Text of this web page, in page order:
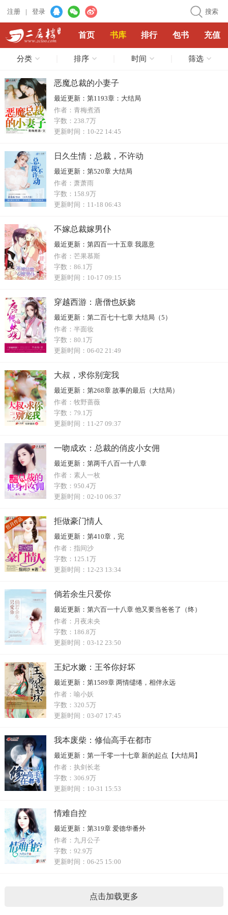
注册 | 登录 搜索
首页 书库 排行 包书 充值
分类 排序 时间 筛选
恶魔总裁的小妻子
最近更新： 第1193章：大结局
作者： 青梅煮酒
字数： 238.7万
更新时间： 10-22 14:45
日久生情：总裁，不许动
最近更新：
第520章 大结局
作者： 萧萧雨
字数： 158.9万
更新时间： 11-18 06:43
不嫁总裁嫁男仆
最近更新： 第四百一十五章 我愿意
作者： 芒果慕斯
字数： 86.1万
更新时间： 10-17 09:15
穿越西游：唐僧也妖娆
最近更新： 第二百七十七章 大结局（5）
作者： 半面妆
字数： 80.1万
更新时间： 06-02 21:49
大叔，求你别宠我
最近更新： 第268章 故事的最后（大结局）
作者： 牧野蔷薇
字数： 79.1万
更新时间： 11-27 09:37
一吻成欢：总裁的俏皮小女佣
最近更新： 第两千八百一十八章
作者： 素人一枚
字数： 950.4万
更新时间： 02-10 06:37
拒做豪门情人
最近更新： 第410章，完
作者： 指间沙
字数： 125.1万
更新时间： 12-23 13:34
倘若余生只爱你
最近更新： 第六百一十八章 他又要当爸爸了（终）
作者： 月夜未央
字数： 186.8万
更新时间： 03-12 23:50
王妃水嫩：王爷你好坏
最近更新： 第1589章 两情缱绻，相伴永远
作者： 喻小妖
字数： 320.5万
更新时间： 03-07 17:45
我本废柴：修仙高手在都市
最近更新： 第一千零一十七章 新的起点【大结局】
作者： 执剑长老
字数： 306.9万
更新时间： 10-31 15:53
情难自控
最近更新： 第319章 爱德华番外
作者： 九月公子
字数： 92.9万
更新时间： 06-25 15:00
点击加载更多